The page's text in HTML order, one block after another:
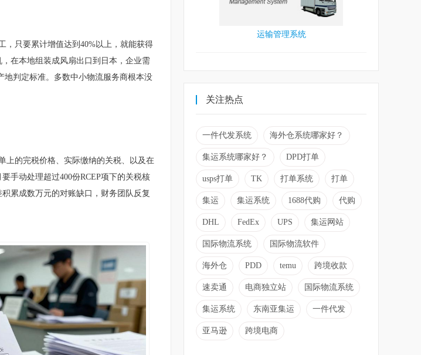
，只要累计增值达到40%以上，就能获得
在本地组装成风扇出口到日本，企业需
地判定标准。多数中小物流服务商根本没
上的完税价格、实际缴纳的关税、以及在
手动处理超过400份RCEP项下的关税核
累成数万元的对账缺口，财务团队反复
运输管理系统
关注热点
一件代发系统 海外仓系统哪家好？
集运系统哪家好？ DPD打单
usps打单 TK 打单系统 打单
集运 集运系统 1688代购 代购
DHL FedEx UPS 集运网站
国际物流系统 国际物流软件
海外仓 PDD temu 跨境收款
速卖通 电商独立站 国际物流系统
集运系统 东南亚集运 一件代发
亚马逊 跨境电商